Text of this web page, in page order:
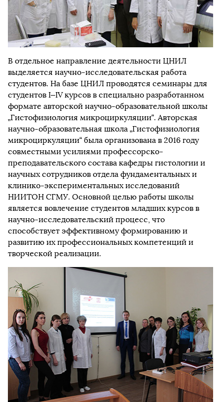
В отдельное направление деятельности ЦНИЛ
выделяется научно-исследовательская работа
студентов. На базе ЦНИЛ проводятся семинары для
студентов I–IV курсов в специально разработанном
формате авторской научно-образовательной школы
„Гистофизиология микроциркуляции“. Авторская
научно-образовательная школа „Гистофизиология
микроциркуляции“ была организована в 2016 году
совместными усилиями профессорско-
преподавательского состава кафедры гистологии и
научных сотрудников отдела фундаментальных и
клинико-экспериментальных исследований
НИИТОН СГМУ. Основной целью работы школы
является вовлечение студентов младших курсов в
научно-исследовательский процесс, что
способствует эффективному формированию и
развитию их профессиональных компетенций и
творческой реализации.